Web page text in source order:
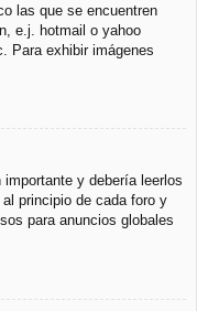
las que se encuentren
e.j. hotmail o yahoo
Para exhibir imágenes
y debería leerlos
principio de cada foro y
para anuncios globales